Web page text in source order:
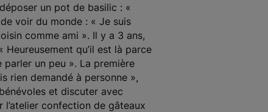
un pot de basilic : «
voir du monde : « Je suis
comme ami ». Il y a 3 ans,
qu’il est là parce
un peu ». La première
rien demandé à personne »,
et discuter avec
l’atelier confection de gâteaux